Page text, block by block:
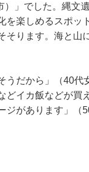
」でした。縄文
を楽しめるスポッ
ります。海と山
うだから」（40
イカ飯などが買
ジがあります」（